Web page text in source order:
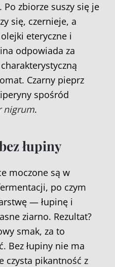
Po zbiorze suszy się je
się, czernieje, a
eteryczne i
odpowiada za
Czarny pieprz
spośród
nigrum.
łupiny
moczone są w
po czym
— łupinę i
ziarno. Rezultat?
smak, za to
Bez łupiny nie ma
czysta pikantność z